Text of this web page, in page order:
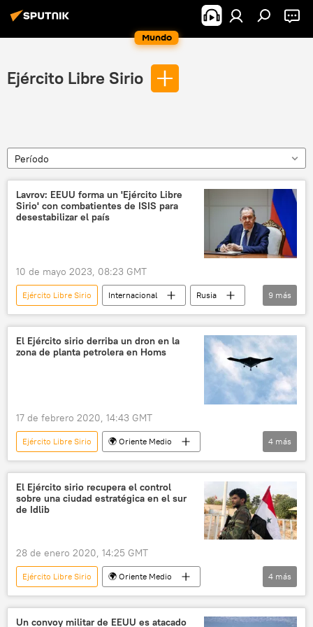
Mundo
Ejército Libre Sirio
Período
Lavrov: EEUU forma un 'Ejército Libre
Sirio' con combatientes de ISIS para
desestabilizar el país
10 de mayo 2023, 08:23 GMT
Ejército Libre Sirio Internacional
Rusia
Serguéi Lavrov
EEUU
ISIS
Siria
🛡️ Zonas de conflicto
🌍 Oriente Medio
Turquía
9 más
El Ejército sirio derriba un dron en la
zona de planta petrolera en Homs
17 de febrero 2020, 14:43 GMT
Ejército Libre Sirio
🌍 Oriente Medio
Internacional
drones
Siria
noticias
4 más
El Ejército sirio recupera el control
sobre una ciudad estratégica en el sur
de Idlib
28 de enero 2020, 14:25 GMT
Ejército Libre Sirio
🌍 Oriente Medio
Internacional
Siria
Idlib
4 más
Un convoy militar de EEUU es atacado